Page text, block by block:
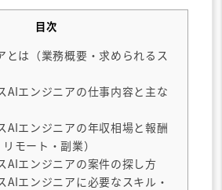
目次
とは（業務概要・求められるス
AIエンジニアの仕事内容と主な
AIエンジニアの年収相場と報酬
モート・副業）
AIエンジニアの案件の探し方
AIエンジニアに必要なスキル・